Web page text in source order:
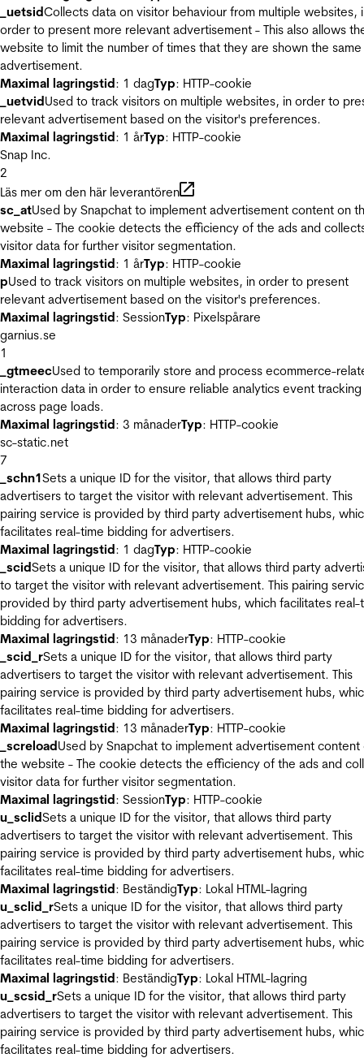
_uetsidCollects data on visitor behaviour from multiple websites,
order to present more relevant advertisement - This also allows
website to limit the number of times that they are shown the same
advertisement.
Maximal lagringstid: 1 dagTyp: HTTP-cookie
_uetvidUsed to track visitors on multiple websites, in order to
relevant advertisement based on the visitor's preferences.
Maximal lagringstid: 1 årTyp: HTTP-cookie
Snap Inc.
2
Läs mer om den här leverantören
sc_atUsed by Snapchat to implement advertisement content on
website - The cookie detects the efficiency of the ads and
visitor data for further visitor segmentation.
Maximal lagringstid: 1 årTyp: HTTP-cookie
pUsed to track visitors on multiple websites, in order to present
relevant advertisement based on the visitor's preferences.
Maximal lagringstid: SessionTyp: Pixelspårare
garnius.se
1
_gtmeecUsed to temporarily store and process ecommerce-
interaction data in order to ensure reliable analytics event tracking
across page loads.
Maximal lagringstid: 3 månaderTyp: HTTP-cookie
sc-static.net
7
_schn1Sets a unique ID for the visitor, that allows third party
advertisers to target the visitor with relevant advertisement. This
pairing service is provided by third party advertisement hubs,
facilitates real-time bidding for advertisers.
Maximal lagringstid: 1 dagTyp: HTTP-cookie
_scidSets a unique ID for the visitor, that allows third party
to target the visitor with relevant advertisement. This pairing
provided by third party advertisement hubs, which facilitates real-
bidding for advertisers.
Maximal lagringstid: 13 månaderTyp: HTTP-cookie
_scid_rSets a unique ID for the visitor, that allows third party
advertisers to target the visitor with relevant advertisement. This
pairing service is provided by third party advertisement hubs,
facilitates real-time bidding for advertisers.
Maximal lagringstid: 13 månaderTyp: HTTP-cookie
_screloadUsed by Snapchat to implement advertisement content
the website - The cookie detects the efficiency of the ads and
visitor data for further visitor segmentation.
Maximal lagringstid: SessionTyp: HTTP-cookie
u_sclidSets a unique ID for the visitor, that allows third party
advertisers to target the visitor with relevant advertisement. This
pairing service is provided by third party advertisement hubs,
facilitates real-time bidding for advertisers.
Maximal lagringstid: BeständigTyp: Lokal HTML-lagring
u_sclid_rSets a unique ID for the visitor, that allows third party
advertisers to target the visitor with relevant advertisement. This
pairing service is provided by third party advertisement hubs,
facilitates real-time bidding for advertisers.
Maximal lagringstid: BeständigTyp: Lokal HTML-lagring
u_scsid_rSets a unique ID for the visitor, that allows third party
advertisers to target the visitor with relevant advertisement. This
pairing service is provided by third party advertisement hubs,
facilitates real-time bidding for advertisers.